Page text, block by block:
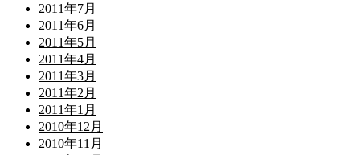
2011年7月
2011年6月
2011年5月
2011年4月
2011年3月
2011年2月
2011年1月
2010年12月
2010年11月